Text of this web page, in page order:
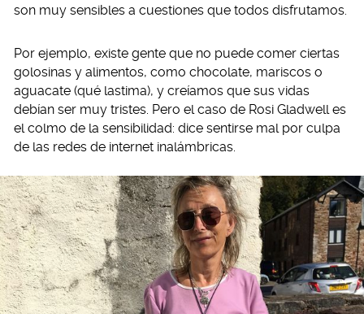
son muy sensibles a cuestiones que todos disfrutamos.
Por ejemplo, existe gente que no puede comer ciertas
golosinas y alimentos, como chocolate, mariscos o
aguacate (qué lastima), y creíamos que sus vidas
debían ser muy tristes. Pero el caso de Rosi Gladwell es
el colmo de la sensibilidad: dice sentirse mal por culpa
de las redes de internet inalámbricas.